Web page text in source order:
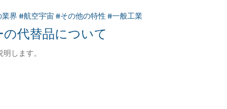
界 #航空宇宙 #その他の特性 #一般工業
の代替品について
します。